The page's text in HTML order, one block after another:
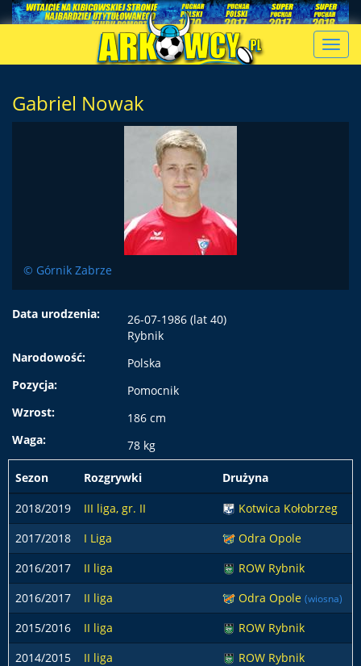
Gabriel Nowak
© Górnik Zabrze
Data urodzenia:
26-07-1986 (lat 40)
Rybnik
Narodowość:
Polska
Pozycja:
Pomocnik
Wzrost:
186 cm
Waga:
78 kg
Sezon Rozgrywki
Drużyna
2018/2019
III liga, gr. II
Kotwica Kołobrzeg
2017/2018
I Liga
Odra Opole
2016/2017
II liga
ROW Rybnik
2016/2017
II liga Odra Opole (wiosna)
2015/2016 II liga
ROW Rybnik
2014/2015
II liga
ROW Rybnik